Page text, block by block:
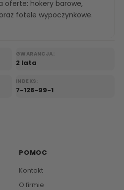
oferte: hokery barowe,
oraz fotele wypoczynkowe.
GWARANCJA:
2 lata
INDEKS:
7-128-99-1
POMOC
Kontakt
O firmie